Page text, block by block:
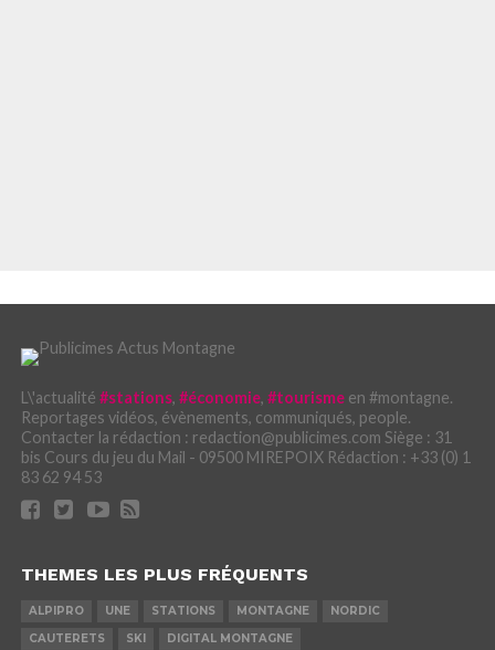
L\'actualité #stations, #économie, #tourismeen #montagne.
Reportages vidéos, évènements, communiqués, people.
Contacter la rédaction : redaction@publicimes.com Siège : 31
bis Cours du jeu du Mail - 09500 MIREPOIX Rédaction : +33 (0) 1
83 62 94 53
THEMES LES PLUS FRÉQUENTS
ALPIPRO UNE STATIONS MONTAGNE
NORDIC
CAUTERETS
SKI
DIGITAL MONTAGNE